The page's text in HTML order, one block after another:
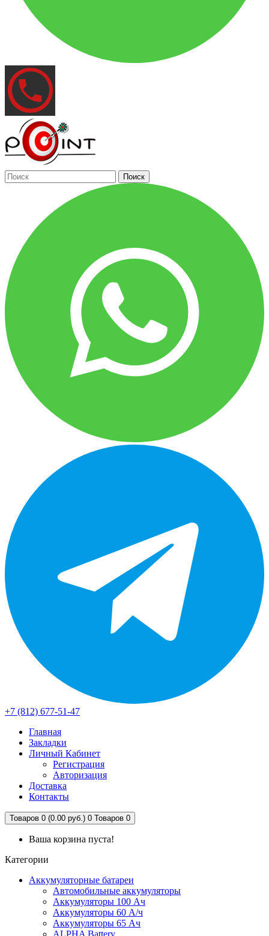
Поиск
+7 (812) 677-51-47
Главная
Закладки
Личный Кабинет
Регистрация
Авторизация
Доставка
Контакты
Товаров 0 (0.00 руб.) 0 Товаров 0
Ваша корзина пуста!
Категории
Аккумуляторные батареи
Автомобильные аккумуляторы
Аккумуляторы 100 Ач
Аккумуляторы 60 А/ч
Аккумуляторы 65 Ач
ALPHA Battery